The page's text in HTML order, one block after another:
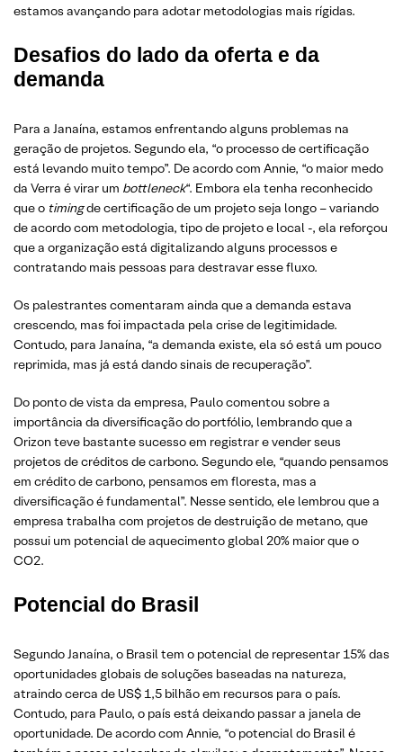
estamos avançando para adotar metodologias mais rígidas.
Desafios do lado da oferta e da
demanda
Para a Janaína, estamos enfrentando alguns problemas na
geração de projetos. Segundo ela, “o processo de certificação
está levando muito tempo”. De acordo com Annie, “o maior medo
da Verra é virar um bottleneck“. Embora ela tenha reconhecido
que o timingde certificação de um projeto seja longo – variando
de acordo com metodologia, tipo de projeto e local -, ela reforçou
que a organização está digitalizando alguns processos e
contratando mais pessoas para destravar esse fluxo.
Os palestrantes comentaram ainda que a demanda estava
crescendo, mas foi impactada pela crise de legitimidade.
Contudo, para Janaína, “a demanda existe, ela só está um pouco
reprimida, mas já está dando sinais de recuperação”.
Do ponto de vista da empresa, Paulo comentou sobre a
importância da diversificação do portfólio, lembrando que a
Orizon teve bastante sucesso em registrar e vender seus
projetos de créditos de carbono. Segundo ele, “quando pensamos
em crédito de carbono, pensamos em floresta, mas a
diversificação é fundamental”. Nesse sentido, ele lembrou que a
empresa trabalha com projetos de destruição de metano, que
possui um potencial de aquecimento global 20% maior que o
CO2.
Potencial do Brasil
Segundo Janaína, o Brasil tem o potencial de representar 15% das
oportunidades globais de soluções baseadas na natureza,
atraindo cerca de US$ 1,5 bilhão em recursos para o país.
Contudo, para Paulo, o país está deixando passar a janela de
oportunidade. De acordo com Annie, “o potencial do Brasil é